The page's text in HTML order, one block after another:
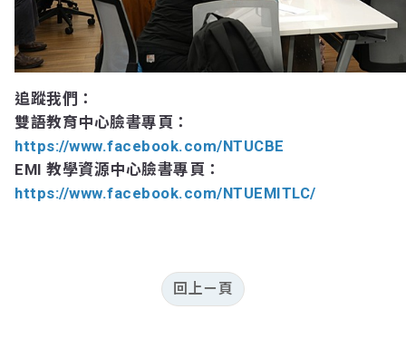
追蹤我們：
雙語教育中心臉書專頁：
https://www.facebook.com/NTUCBE
EMI 教學資源中心臉書專頁：
https://www.facebook.com/NTUEMITLC/
回上ㄧ頁